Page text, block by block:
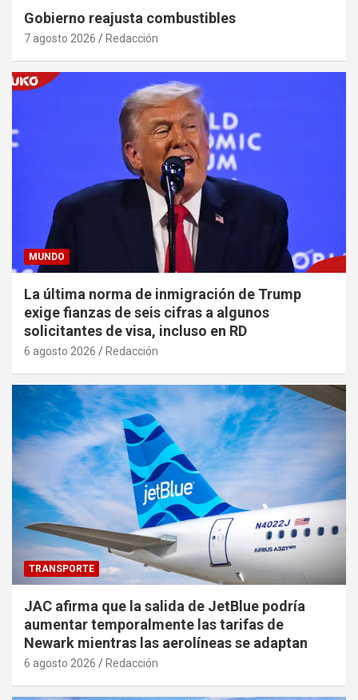
Gobierno reajusta combustibles
7 agosto 2026 Redacción
MUNDO
La última norma de inmigración de Trump
exige fianzas de seis cifras a algunos
solicitantes de visa, incluso en RD
6 agosto 2026 Redacción
TRANSPORTE
JAC afirma que la salida de JetBlue podría
aumentar temporalmente las tarifas de
Newark mientras las aerolíneas se adaptan
6 agosto 2026 Redacción